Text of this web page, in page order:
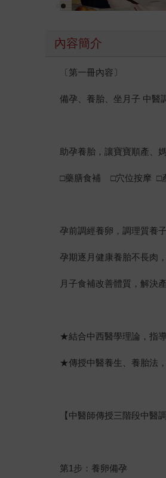
內容簡介
〔第一冊內容〕
備孕、養胎、坐月子 中醫
助孕養胎，讓寶寶順產、
□藥膳食補 □穴位按摩 □
孕前調經養卵，調理質養
孕期逐月健康養胎不長肉
月子食補改善體質，解決
★結合中西醫學理論，指
★傳授中醫養生、養胎法
【中醫師傳授三階段中醫
第1步：養卵備孕